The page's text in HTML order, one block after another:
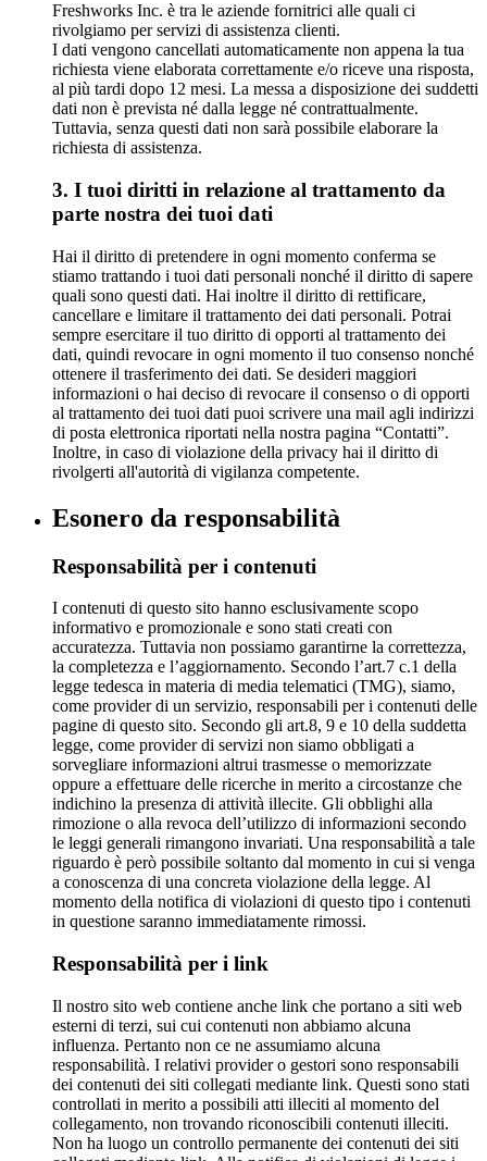
Freshworks Inc. è tra le aziende fornitrici alle quali ci
rivolgiamo per servizi di assistenza clienti.
I dati vengono cancellati automaticamente non appena la tua
richiesta viene elaborata correttamente e/o riceve una risposta,
al più tardi dopo 12 mesi. La messa a disposizione dei suddetti
dati non è prevista né dalla legge né contrattualmente.
Tuttavia, senza questi dati non sarà possibile elaborare la
richiesta di assistenza.
3. I tuoi diritti in relazione al trattamento da
parte nostra dei tuoi dati
Hai il diritto di pretendere in ogni momento conferma se
stiamo trattando i tuoi dati personali nonché il diritto di sapere
quali sono questi dati. Hai inoltre il diritto di rettificare,
cancellare e limitare il trattamento dei dati personali. Potrai
sempre esercitare il tuo diritto di opporti al trattamento dei
dati, quindi revocare in ogni momento il tuo consenso nonché
ottenere il trasferimento dei dati. Se desideri maggiori
informazioni o hai deciso di revocare il consenso o di opporti
al trattamento dei tuoi dati puoi scrivere una mail agli indirizzi
di posta elettronica riportati nella nostra pagina “Contatti”.
Inoltre, in caso di violazione della privacy hai il diritto di
rivolgerti all'autorità di vigilanza competente.
Esonero da responsabilità
Responsabilità per i contenuti
I contenuti di questo sito hanno esclusivamente scopo
informativo e promozionale e sono stati creati con
accuratezza. Tuttavia non possiamo garantirne la correttezza,
la completezza e l’aggiornamento. Secondo l’art.7 c.1 della
legge tedesca in materia di media telematici (TMG), siamo,
come provider di un servizio, responsabili per i contenuti delle
pagine di questo sito. Secondo gli art.8, 9 e 10 della suddetta
legge, come provider di servizi non siamo obbligati a
sorvegliare informazioni altrui trasmesse o memorizzate
oppure a effettuare delle ricerche in merito a circostanze che
indichino la presenza di attività illecite. Gli obblighi alla
rimozione o alla revoca dell’utilizzo di informazioni secondo
le leggi generali rimangono invariati. Una responsabilità a tale
riguardo è però possibile soltanto dal momento in cui si venga
a conoscenza di una concreta violazione della legge. Al
momento della notifica di violazioni di questo tipo i contenuti
in questione saranno immediatamente rimossi.
Responsabilità per i link
Il nostro sito web contiene anche link che portano a siti web
esterni di terzi, sui cui contenuti non abbiamo alcuna
influenza. Pertanto non ce ne assumiamo alcuna
responsabilità. I relativi provider o gestori sono responsabili
dei contenuti dei siti collegati mediante link. Questi sono stati
controllati in merito a possibili atti illeciti al momento del
collegamento, non trovando riconoscibili contenuti illeciti.
Non ha luogo un controllo permanente dei contenuti dei siti